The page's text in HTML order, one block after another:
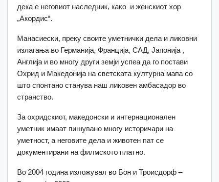
дека е неговиот наследник, како и женскиот хор
„Акордис“.
Манасиески, преку своите уметнички дела и ликовни
излагања во Германија, Франција, САД, Јапонија ,
Англија и во многу други земји успеа да го постави
Охрид и Македонија на светската културна мапа со
што спонтано станува наш ликовен амбасадор во
странство.
За охридскиот, македонски и интернационален
уметник имаат пишувано многу историчари на
уметност, а неговите дела и животен пат се
документирани на филмското платно.
Во 2004 година изложувал во Бон и Троисдорф –